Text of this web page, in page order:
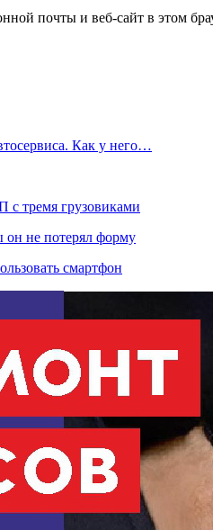
почты и веб-сайт в этом
Как у него…
с тремя грузовиками
он не потерял форму
смартфон